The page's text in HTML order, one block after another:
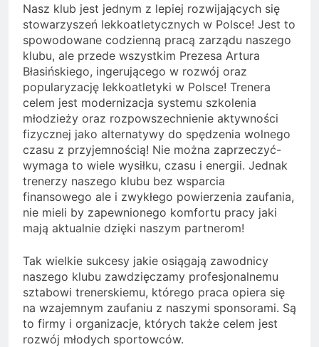
Nasz klub jest jednym z lepiej rozwijających się
stowarzyszeń lekkoatletycznych w Polsce! Jest to
spowodowane codzienną pracą zarządu naszego
klubu, ale przede wszystkim Prezesa Artura
Błasińskiego, ingerującego w rozwój oraz
popularyzację lekkoatletyki w Polsce! Trenera
celem jest modernizacja systemu szkolenia
młodzieży oraz rozpowszechnienie aktywności
fizycznej jako alternatywy do spędzenia wolnego
czasu z przyjemnością! Nie można zaprzeczyć-
wymaga to wiele wysiłku, czasu i energii. Jednak
trenerzy naszego klubu bez wsparcia
finansowego ale i zwykłego powierzenia zaufania,
nie mieli by zapewnionego komfortu pracy jaki
mają aktualnie dzięki naszym partnerom!
Tak wielkie sukcesy jakie osiągają zawodnicy
naszego klubu zawdzięczamy profesjonalnemu
sztabowi trenerskiemu, którego praca opiera się
na wzajemnym zaufaniu z naszymi sponsorami. Są
to firmy i organizacje, których także celem jest
rozwój młodych sportowców.